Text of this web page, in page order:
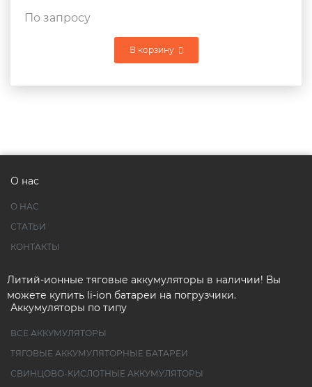
По запросу
В корзину
О нас
О НАС
СТАТЬИ
КОНТАКТЫ
Литий-ионные тяговые аккумуляторы в наличии! Вы
можете купить li-ion батареи на погрузчики.
Аккумуляторы по типу
ВСЕ АККУМУЛЯТОРЫ
ТЯГОВЫЕ АККУМУЛЯТОРНЫЕ БАТАРЕИ
СВИНЦОВО-КИСЛОТНЫЕ АККУМУЛЯТОРЫ